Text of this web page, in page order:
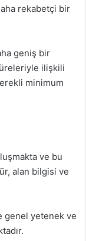
rekabetçi bir
geniş bir
ilişkili
minimum
ve bu
alan bilgisi ve
genel yetenek ve